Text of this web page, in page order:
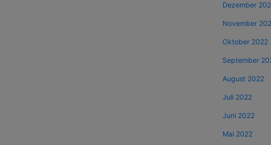
Dezember
November
Oktober 2022
September
August 2022
Juli 2022
Juni 2022
Mai 2022